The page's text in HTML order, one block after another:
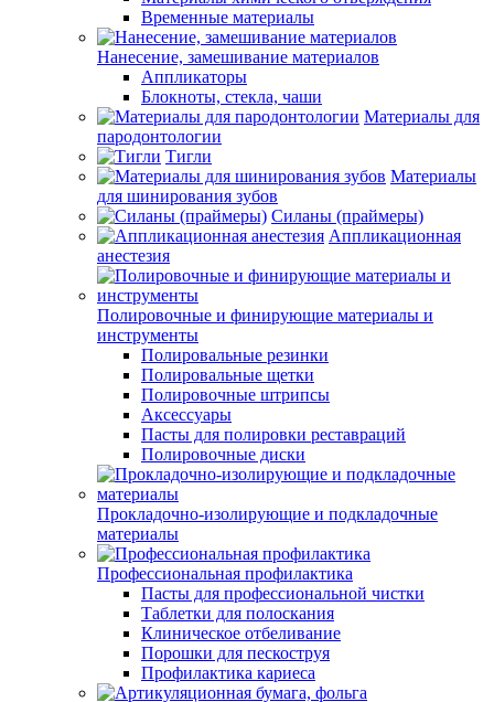
Временные материалы
Нанесение, замешивание материалов
Аппликаторы
Блокноты, стекла, чаши
Материалы для
пародонтологии
Тигли
Материалы
для шинирования зубов
Силаны (праймеры)
Аппликационная
анестезия
Полировочные и финирующие материалы и
инструменты
Полировальные резинки
Полировальные щетки
Полировочные штрипсы
Аксессуары
Пасты для полировки реставраций
Полировочные диски
Прокладочно-изолирующие и подкладочные
материалы
Профессиональная профилактика
Пасты для профессиональной чистки
Таблетки для полоскания
Клиническое отбеливание
Порошки для пескоструя
Профилактика кариеса